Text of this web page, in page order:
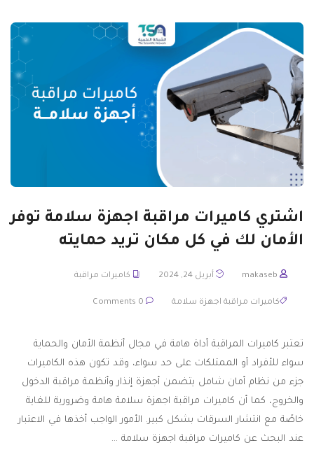
اشتري كاميرات مراقبة اجهزة سلامة توفر
الأمان لك في كل مكان تريد حمايته
makaseb أبريل 24, 2024 كاميرات مراقبة
كاميرات مراقبة اجهزة سلامة 0 Comments
تعتبر كاميرات المراقبة أداة هامة في مجال أنظمة الأمان والحماية
سواء للأفراد أو الممتلكات على حد سواء، وقد تكون هذه الكاميرات
جزء من نظام أمان شامل يتضمن أجهزة إنذار وأنظمة مراقبة الدخول
والخروج، كما أن كاميرات مراقبة اجهزة سلامة هامة وضرورية للغاية
خاصًة مع انتشار السرقات بشكل كبير. الأمور الواجب أخذها في الاعتبار
عند البحث عن كاميرات مراقبة اجهزة سلامة …